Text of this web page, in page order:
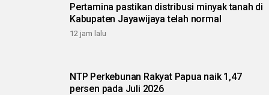
Pertamina pastikan distribusi minyak tanah di
Kabupaten Jayawijaya telah normal
12 jam lalu
NTP Perkebunan Rakyat Papua naik 1,47
persen pada Juli 2026